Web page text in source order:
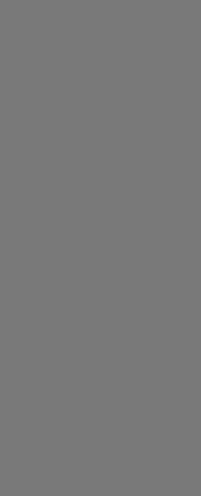
die Art und Weise
können, den Inhalt
auf Drittseiten
beachten Sie, dass
Google oder soziale